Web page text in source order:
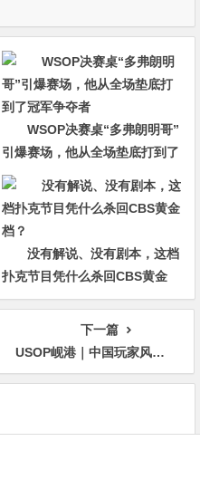
WSOP决赛桌“多弗朗明哥”
引爆赛场，他从全场垫底打到了
冠军争夺者
没有解说、没有剧本，这档
扑克节目凭什么杀回CBS黄金
档？
下一篇
USOP岘港｜中国玩家风采尽显，11人闯进决赛桌，创造历史性盛况！